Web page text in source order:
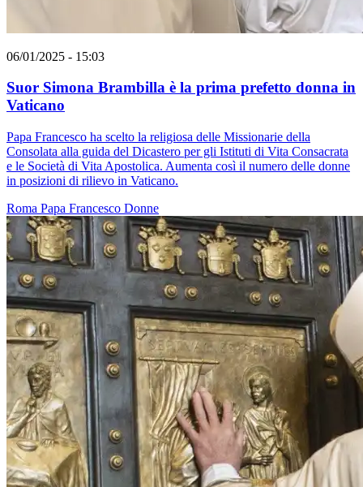
06/01/2025 - 15:03
Suor Simona Brambilla è la prima prefetto donna in
Vaticano
Papa Francesco ha scelto la religiosa delle Missionarie della
Consolata alla guida del Dicastero per gli Istituti di Vita Consacrata
e le Società di Vita Apostolica. Aumenta così il numero delle donne
in posizioni di rilievo in Vaticano.
Roma Papa Francesco Donne